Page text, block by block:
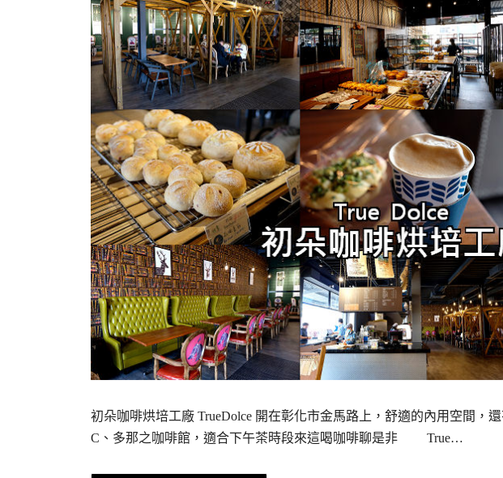
初朵咖啡烘培工廠 TrueDolce 開在彰化市金馬路上，舒適的內用空間，
C、多那之咖啡館，適合下午茶時段來這喝咖啡聊是非 True…